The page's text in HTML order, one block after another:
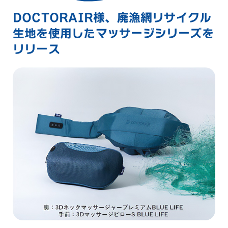
DOCTORAIR様、廃漁網リサイクル
生地を使用したマッサージシリーズを
リリース